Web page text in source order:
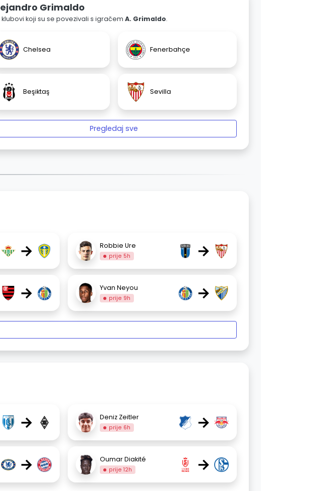
Grimaldo
klubovi koji su se povezivali s igračem A. Grimaldo.
Chelsea Fenerbahçe
Beşiktaş Sevilla
Pregledaj sve
→ Robbie Ure
prije 5h →
→ Yvan Neyou
prije 9h →
→ Deniz Zeitler
prije 6h →
→ Oumar Diakité
prije 12h →